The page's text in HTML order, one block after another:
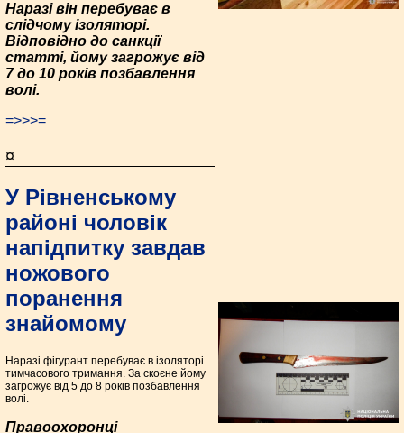
Наразі він перебуває в
слідчому ізоляторі.
Відповідно до санкції
статті, йому загрожує від
7 до 10 років позбавлення
волі.
=>>>=
¤
У Рівненському
районі чоловік
напідпитку завдав
ножового
поранення
знайомому
Наразі фігурант перебуває в ізоляторі
тимчасового тримання. За скоєне йому
загрожує від 5 до 8 років позбавлення
волі.
Правоохоронці